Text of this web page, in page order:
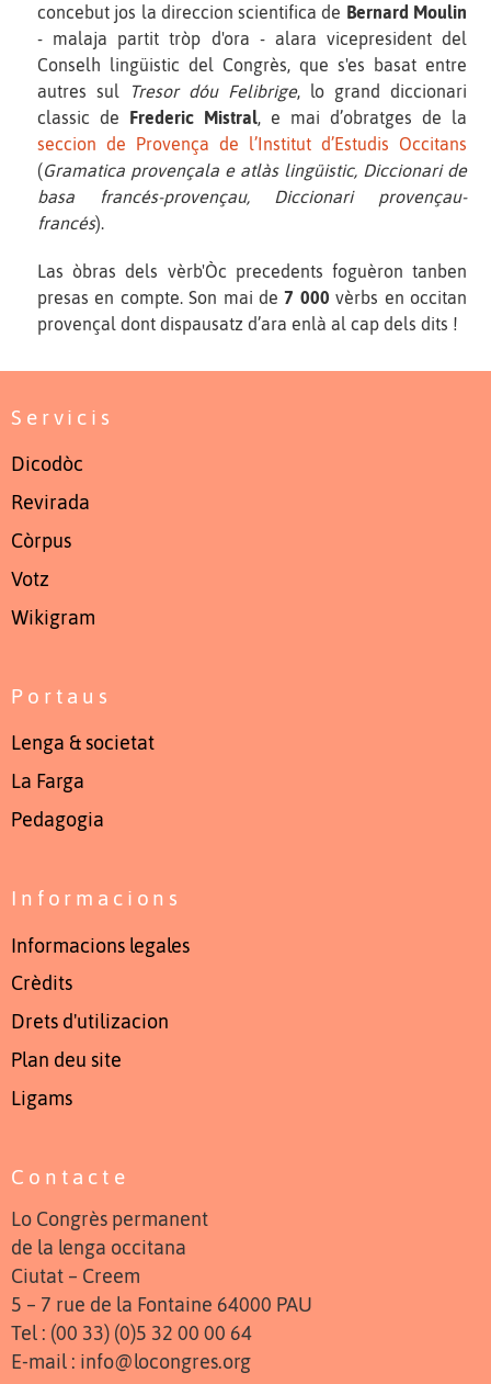
concebut jos la direccion scientifica de Bernard Moulin
- malaja partit tròp d'ora - alara vicepresident del
Conselh lingüistic del Congrès, que s'es basat entre
autres sul
Tresor dóu Felibrige, lo grand diccionari
classic de Frederic Mistral , e mai d’obratges de la
seccion de Provença de l’Institut d’Estudis Occitans
(Gramatica provençala e atlàs lingüistic, Diccionari de
basa francés-provençau, Diccionari provençau-
francés).
Las òbras dels vèrb'Òc precedents foguèron tanben
presas en compte. Son mai de7 000 vèrbs en occitan
provençal dont dispausatz d’ara enlà al cap dels dits !
Servicis
Dicodòc
Revirada
Còrpus
Votz
Wikigram
Portaus
Lenga & societat
La Farga
Pedagogia
Informacions
Informacions legales
Crèdits
Drets d'utilizacion
Plan deu site
Ligams
Contacte
Lo Congrès permanent
de la lenga occitana
Ciutat – Creem
5 – 7 rue de la Fontaine 64000 PAU
Tel : (00 33) (0)5 32 00 00 64
E-mail : info@locongres.org